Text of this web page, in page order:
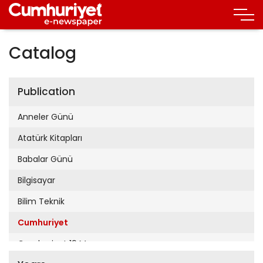
Catalog
Publication
Anneler Günü
Atatürk Kitapları
Babalar Günü
Bilgisayar
Bilim Teknik
Cumhuriyet
Cumhuriyet 19 Mayıs